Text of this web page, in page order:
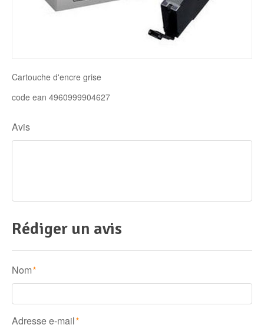
Disque SSD
Cartouche d'encre grise
code ean 4960999904627
Avis
Rédiger un avis
Nom *
Adresse e-mail *